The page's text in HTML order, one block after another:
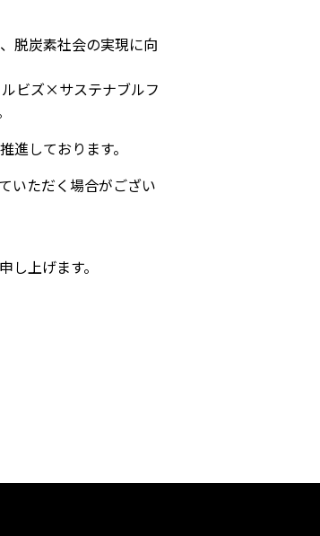
脱炭素社会の実現に向
ビズ×サステナブルフ
進しております。
いただく場合がござい
上げます。